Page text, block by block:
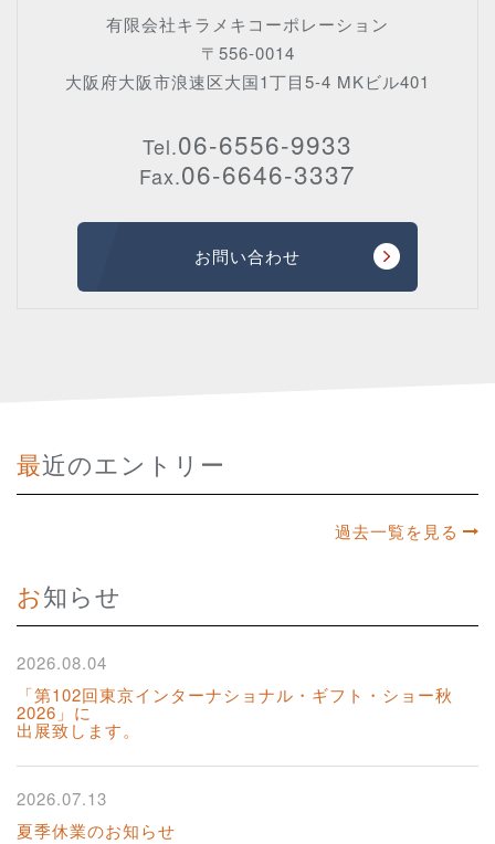
有限会社キラメキコーポレーション
〒556-0014
大阪府大阪市浪速区大国1丁目5-4 MKビル401
Tel.06-6556-9933
Fax.06-6646-3337
お問い合わせ
最近のエントリー
過去一覧を見る
お知らせ
2026.08.04
「第102回東京インターナショナル・ギフト・ショー秋
2026」に
出展致します。
2026.07.13
夏季休業のお知らせ